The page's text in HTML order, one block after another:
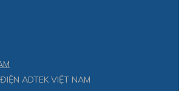
ADTEK VIỆT NAM